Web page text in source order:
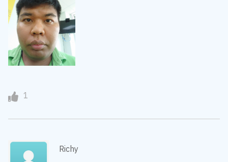
1
Richy